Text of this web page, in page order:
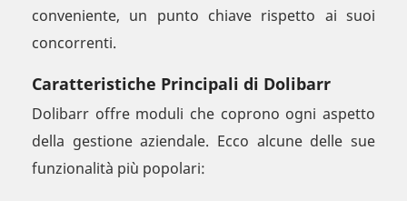
conveniente, un punto chiave rispetto ai suoi
concorrenti.
Caratteristiche Principali di Dolibarr
Dolibarr offre moduli che coprono ogni aspetto
della gestione aziendale. Ecco alcune delle sue
funzionalità più popolari: